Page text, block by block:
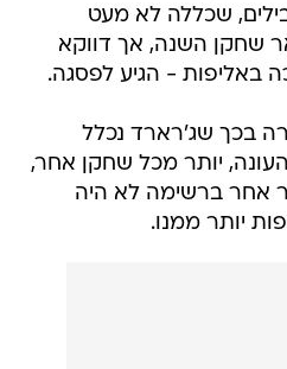
שכללה לא מעט
שחקן השנה, אך דווקא
באליפות - הגיע לפסגה.
בכך שג'רארד נכלל
יותר מכל שחקן אחר,
אחר ברשימה לא היה
יותר ממנו.